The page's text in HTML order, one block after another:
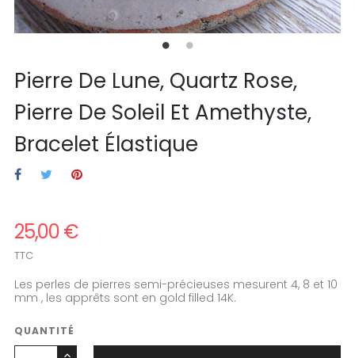
Pierre De Lune, Quartz Rose,
Pierre De Soleil Et Amethyste,
Bracelet Élastique
25,00 €
TTC
Les perles de pierres semi-précieuses mesurent 4, 8 et 10
mm , les apprêts sont en gold filled 14K.
QUANTITÉ